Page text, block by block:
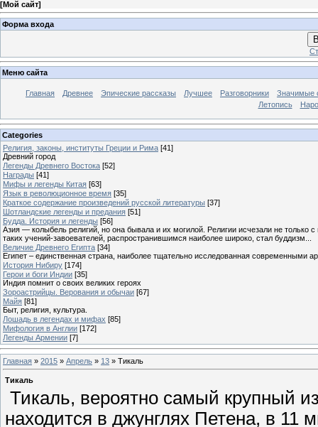
[Мой сайт]
Форма входа
Меню сайта
Главная Древнее Эпические рассказы Лучшее Разговорники
Значимые
Летопись
Categories
Религия, законы, институты Греции и Рима [41]
Древний город
Легенды Древнего Востока [52]
Награды [41]
Мифы и легенды Китая [63]
Язык в революционное время [35]
Краткое содержание произведений русской литературы [37]
Шотландские легенды и предания [51]
Будда. История и легенды [56]
Азия — колыбель религий, но она бывала и их могилой. Религии исчезали не
таких учений-завоевателей, распространившимся наиболее широко, стал буддизм...
Величие Древнего Египта [34]
Египет – единственная страна, наиболее тщательно исследованная современными
История Нибиру [174]
Герои и боги Индии [35]
Индия помнит о своих великих героях
Зороастрийцы. Верования и обычаи [67]
Майя [81]
Быт, религия, культура.
Лошадь в легендах и мифах [85]
Мифология в Англии [172]
Легенды Армении [7]
Главная » 2015 » Апрель » 13 » Тикаль
Тикаль
Тикаль, вероятно самый крупный
находится в джунглях Петена, в 11